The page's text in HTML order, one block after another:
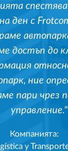
ден с
достъп до
ние
пари чрез
управление."
Компанията:
y